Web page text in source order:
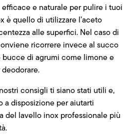
e naturale per pulire i tuoi
è quello di utilizzare l’aceto
alle superfici. Nel caso di
ricorrere invece al succo
di agrumi come limone e
consigli ti siano stati utili e,
a disposizione per aiutarti
del lavello inox professionale più